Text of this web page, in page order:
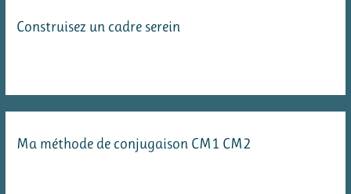
cent
Construisez un cadre serein
Ma méthode de conjugaison CM1 CM2